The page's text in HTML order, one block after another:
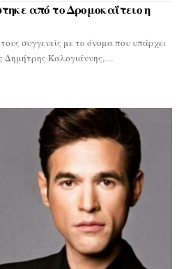
από το Δρομοκαΐτειο η
συγγενείς με το όνομα που υπάρχει
Δημήτρης Καλογιάννης,…